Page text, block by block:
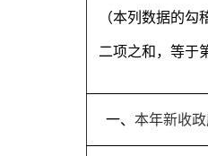
（本列数据的
二项之和，等于
一、 本年新收